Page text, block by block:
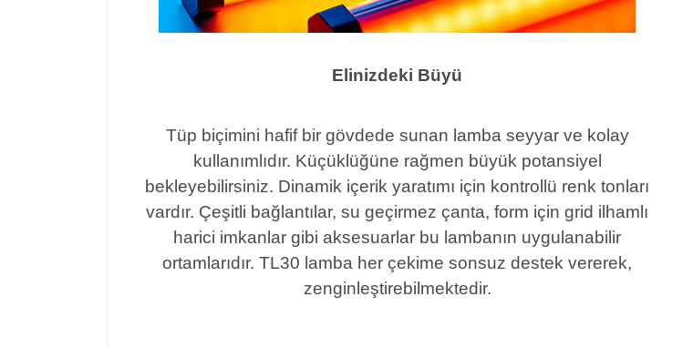
Elinizdeki Büyü
Tüp biçimini hafif bir gövdede sunan lamba seyyar ve kolay
kullanımlıdır. Küçüklüğüne rağmen büyük potansiyel
bekleyebilirsiniz. Dinamik içerik yaratımı için kontrollü renk tonları
vardır. Çeşitli bağlantılar, su geçirmez çanta, form için grid ilhamlı
harici imkanlar gibi aksesuarlar bu lambanın uygulanabilir
ortamlarıdır. TL30 lamba her çekime sonsuz destek vererek,
zenginleştirebilmektedir.